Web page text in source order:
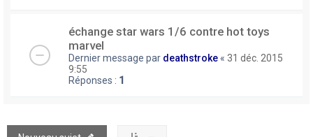
échange star wars 1/6 contre hot toys
marvel
Dernier message par deathstroke « 31 déc. 2015
9:55
Réponses : 1